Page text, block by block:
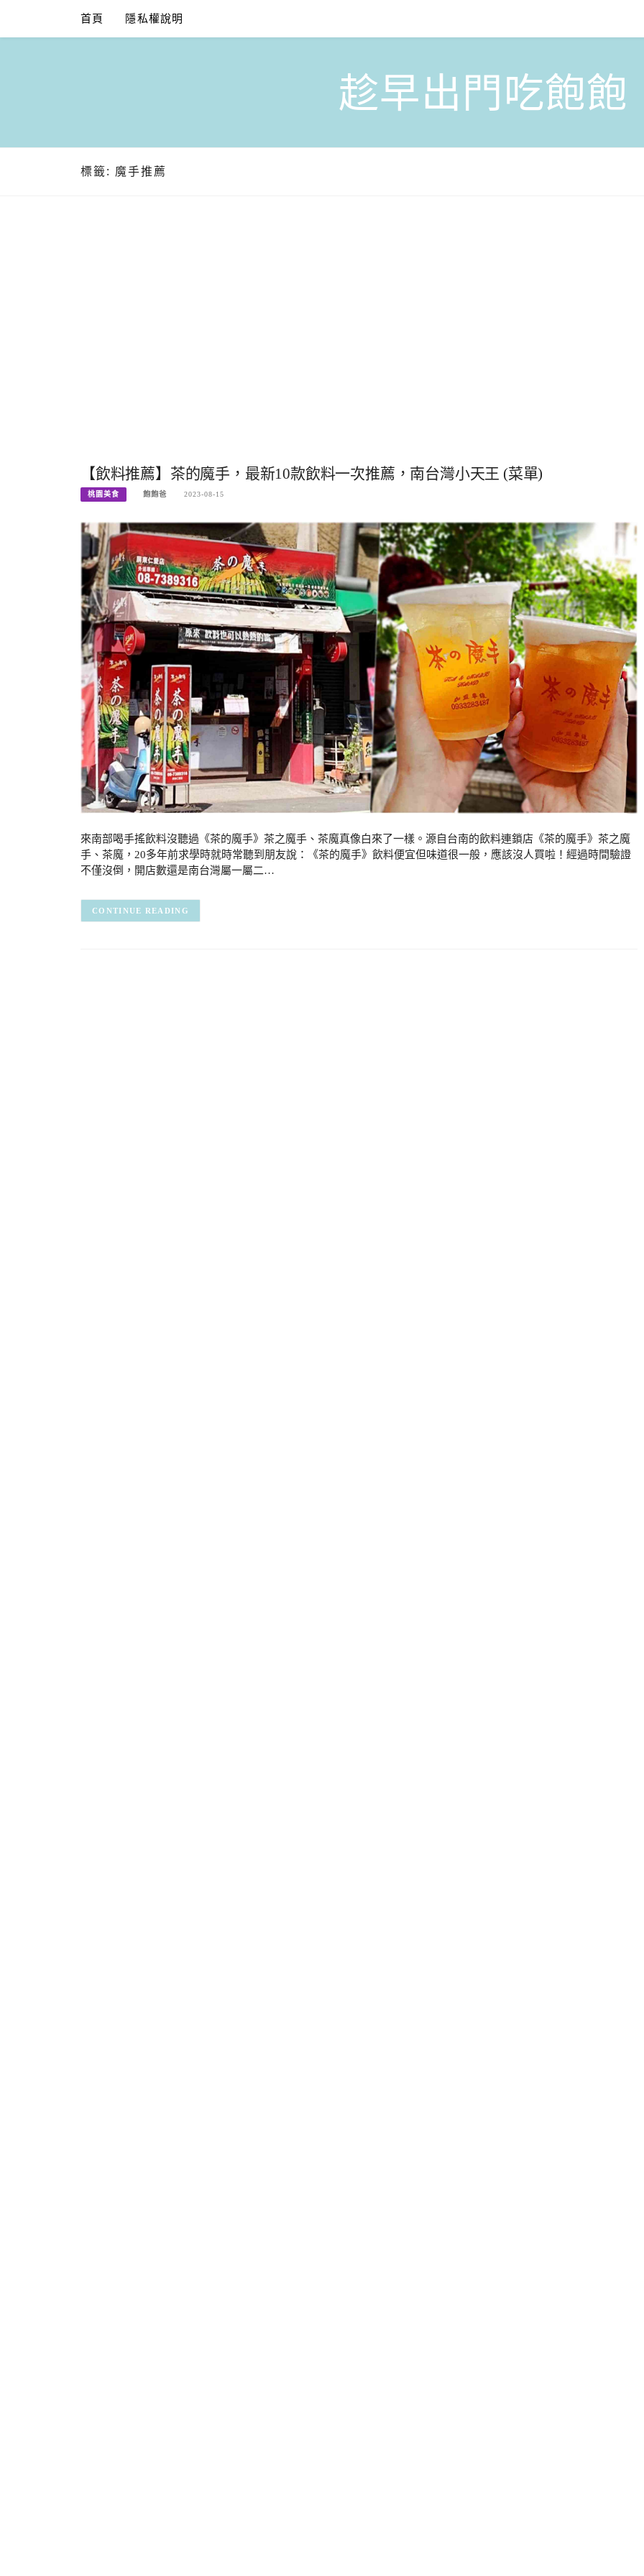
content
首頁 隱私權說明
趁早出門吃飽飽
標籤: 魔手推薦
【飲料推薦】茶的魔手，最新10款飲料一次推薦，南台灣小天王 (菜單)
桃園美食 飽飽爸 2023-08-15
來南部喝手搖飲料沒聽過《茶的魔手》茶之魔手、茶魔真像白來了一樣。源自台南的飲料連鎖店《茶的魔手》茶之魔
手、茶魔，20多年前求學時就時常聽到朋友說：《茶的魔手》飲料便宜但味道很一般，應該沒人買啦！經過時間驗證
不僅沒倒，開店數還是南台灣屬一屬二…
CONTINUE READING